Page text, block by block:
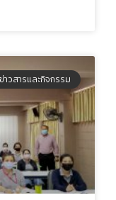
ข่าวสารและกิจกรรม